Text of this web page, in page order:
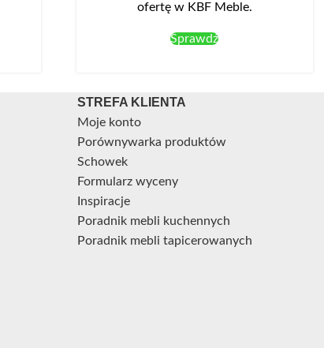
ofertę w KBF Meble.
Sprawdź
STREFA KLIENTA
Moje konto
Porównywarka produktów
Schowek
Formularz wyceny
Inspiracje
Poradnik mebli kuchennych
Poradnik mebli tapicerowanych